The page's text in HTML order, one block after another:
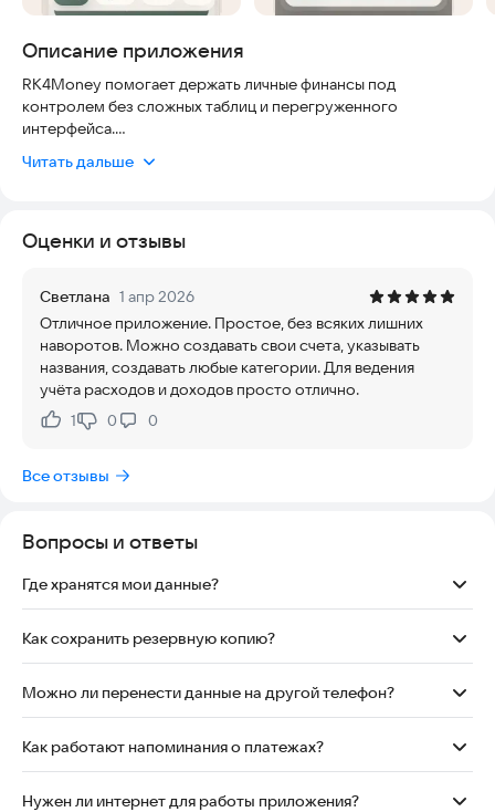
Описание приложения
RK4Money помогает держать личные финансы под
контролем без сложных таблиц и перегруженного
интерфейса.
В приложении можно:
• переводить деньги между счетами
• планировать ближайшие платежи
• получать локальные напоминания
• сохранять и восстанавливать данные через резервные
копии
• настраивать внешний вид приложения через готовые темы
месте.
Читать дальше
Оценки и отзывы
Светлана 1 апр 2026
Отличное приложение. Простое, без всяких лишних
наворотов. Можно создавать свои счета, указывать
названия, создавать любые категории. Для ведения
учёта расходов и доходов просто отлично.
Нравится:
1Не нравится:
0 0
Все отзывы
Вопросы и ответы
Где хранятся мои данные?
Все основные данные хранятся локально на вашем
устройстве. Вы сами управляете резервными копиями и
Как сохранить резервную копию?
Откройте раздел «Еще» и нажмите «Скачать бэкап». После
этого можно сохранить файл в удобное место на
Можно ли перенести данные на другой телефон?
Да. Сохраните резервную копию на одном устройстве и
импортируйте ее на другом через раздел «Еще».
Как работают напоминания о платежах?
Приложение может показывать локальные уведомления о
ближайших платежах, которые вы сами добавили в разделе
Нужен ли интернет для работы приложения?